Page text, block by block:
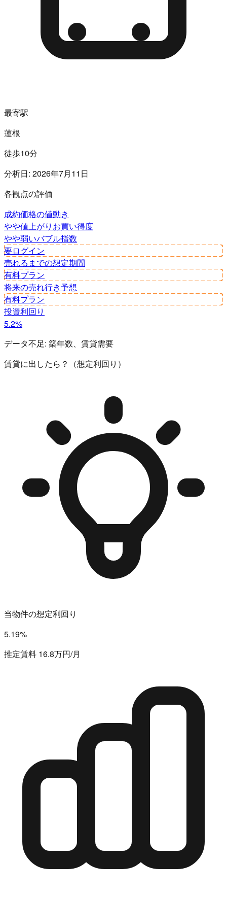
最寄駅
蓮根
徒歩10分
分析日: 2026年7月11日
各観点の評価
成約価格の値動き
やや値上がり お買い得度
やや弱いバブル指数
要ログイン
売れるまでの想定期間
有料プラン
将来の売れ行き予想
有料プラン
投資利回り
5.2%
データ不足: 築年数、賃貸需要
賃貸に出したら？（想定利回り）
当物件の想定利回り
5.19%
推定賃料 16.8万円/月